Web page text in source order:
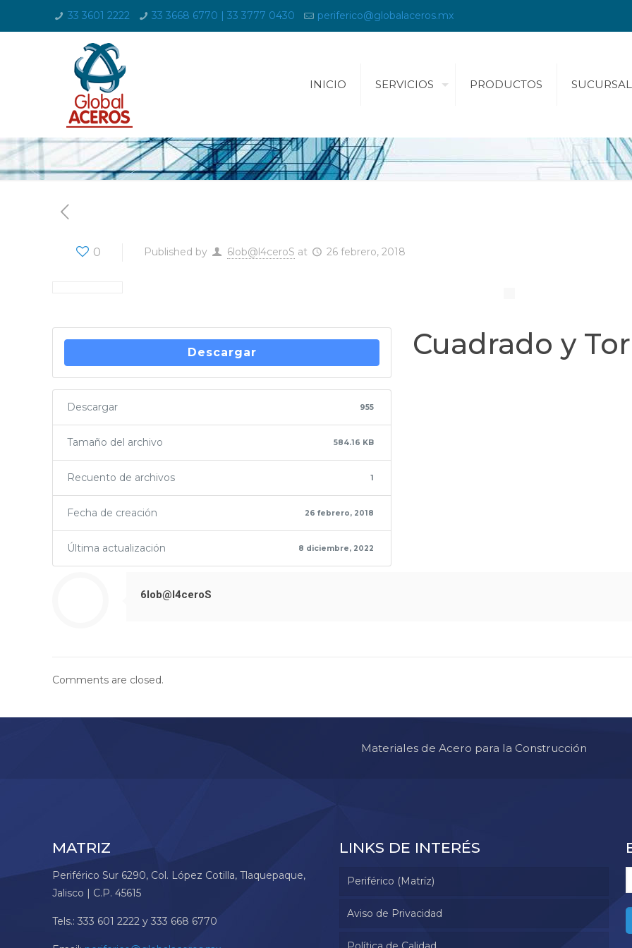
33 3601 2222 33 3668 6770 | 33 3777 0430 periferico@globalaceros.mx
INICIO SERVICIOS PRODUCTOS
0 Published by 6lob@l4ceroS at 26 febrero, 2018
Descargar
Descargar 955
Tamaño del archivo 584.16 KB
Recuento de archivos 1
Fecha de creación 26 febrero, 2018
Última actualización 8 diciembre, 2022
Cuadrado y
6lob@l4ceroS
Comments are closed.
Materiales de Acero para la Construcción
MATRIZ
Periférico Sur 6290, Col. López Cotilla, Tlaquepaque,
Jalisco | C.P. 45615
Tels.: 333 601 2222 y 333 668 6770
LINKS DE INTERÉS
Periférico (Matríz)
Aviso de Privacidad